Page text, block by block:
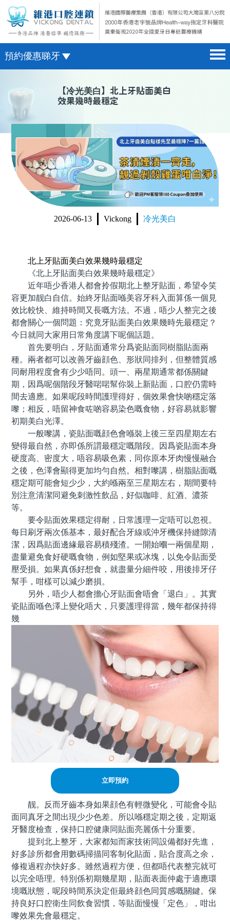
預約優惠睇牙
醫院簡介 hospital introduction
醫生介紹 doctor introduction
醫療新聞 medical news
種植牙 dental implant
箍牙 orthodontics
收費標準 change standard
微信預約
WhatsApp預約
【冷光美白】北上牙貼面美白
效果幾時最穩定
2026-06-13 Vickong 冷光美白
北上牙貼面美白效果幾時最穩定
《北上牙貼面美白效果幾時最穩定》
近年唔少香港人都會拎假期北上整牙貼面，希望令笑
容更加靓白自信。始終牙貼面喺美容牙科入面算係一個見
效比較快、維持時間又長嘅方法。不過，唔少人整完之後
都會關心一個問題：究竟牙貼面美白效果幾時先最穩定？
今日就同大家用日常角度講下呢個話題。
首先要明白，牙貼面通常分爲瓷貼面同樹脂貼面兩
種。兩者都可以改善牙齒顔色、形狀同排列，但整體質感
同耐用程度會有少少唔同。頭一、兩星期通常都係關鍵
期，因爲呢個階段牙醫啱啱幫你裝上新貼面，口腔仍需時
間去適應。如果呢段時間護理得好，個效果會快啲穩定落
嚟；相反，唔留神食咗啲容易染色嘅食物，好容易就影響
初期美白光澤。
一般嚟講，瓷貼面嘅顔色會喺裝上後三至四星期左右
變得最自然，亦即係所謂最穩定嘅階段。因爲瓷貼面本身
硬度高、密度大，唔容易吸色素，同你原本牙肉慢慢融合
之後，色澤會顯得更加均勻自然。相對嚟講，樹脂貼面嘅
穩定期可能會短少少，大約喺兩至三星期左右，期間要特
別注意清潔同避免刺激性飲品，好似咖啡、紅酒、濃茶
等。
要令貼面效果穩定得耐，日常護理一定唔可以忽視。
每日刷牙兩次係基本，最好配合牙線或沖牙機保持縫隙清
潔，因爲貼面邊緣最容易積殘渣。一開始嗰一兩個星期，
盡量避免食好硬嘅食物，例如堅果或冰塊，以免令貼面受
壓受損。如果真係好想食，就盡量分細件咬，用後排牙仔
幫手，咁樣可以減少磨損。
另外，唔少人都會擔心牙貼面會唔會「退白」。其實
瓷貼面喺色澤上變化唔大，只要護理得當，幾年都保持得
幾
立即預約
靓。反而牙齒本身如果顔色有輕微變化，可能會令貼
面同真牙之間出現少少色差。所以喺穩定期之後，定期返
牙醫度檢查，保持口腔健康同貼面亮麗係十分重要。
提到北上整牙，大家都知而家技術同設備都好先進，
好多診所都會用數碼掃描同客制化貼面，貼合度高之余，
修複過程亦快好多。雖然過程方便，但都唔代表整完就可
以完全唔理。特別係初期幾星期，貼面表面仲處于適應環
境嘅狀態，呢段時間系決定佢最終顔色同質感嘅關鍵。保
持良好口腔衛生同飲食習慣，等貼面慢慢「定色」，咁出
嚟效果先會最穩定。